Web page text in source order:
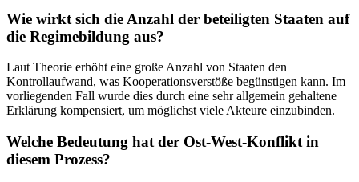
Wie wirkt sich die Anzahl der beteiligten Staaten auf
die Regimebildung aus?
Laut Theorie erhöht eine große Anzahl von Staaten den
Kontrollaufwand, was Kooperationsverstöße begünstigen kann. Im
vorliegenden Fall wurde dies durch eine sehr allgemein gehaltene
Erklärung kompensiert, um möglichst viele Akteure einzubinden.
Welche Bedeutung hat der Ost-West-Konflikt in
diesem Prozess?